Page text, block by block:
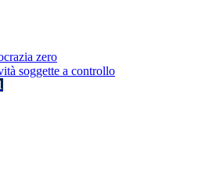
zero
soggette a controllo